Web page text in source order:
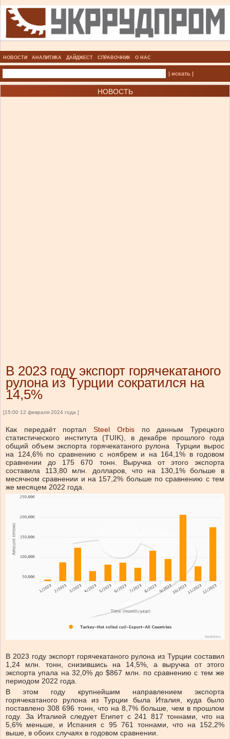
НОВОСТИ АНАЛИТИКА ДАЙДЖЕСТ СПРАВОЧНИК О НАС
| искать |
НОВОСТЬ
В 2023 году экспорт горячекатаного
рулона из Турции сократился на
14,5%
[15:00 12 февраля 2024 года ]
Как передаёт порталSteel Orbisпо данным Турецкого
статистического института (TUIK), в декабре прошлого года
общий объем экспорта горячекатаного рулона Турции вырос
на 124,6% по сравнению с ноябрем и на 164,1% в годовом
сравнении до 175 670 тонн. Выручка от этого экспорта
составила 113,80 млн. долларов, что на 130,1% больше в
месячном сравнении и на 157,2% больше по сравнению с тем
же месяцем 2022 года.
В 2023 году экспорт горячекатаного рулона из Турции составил
1,24 млн. тонн, снизившись на 14,5%, а выручка от этого
экспорта упала на 32,0% до $867 млн. по сравнению с тем же
периодом 2022 года.
В этом году крупнейшим направлением экспорта
горячекатаного рулона из Турции была Италия, куда было
поставлено 308 696 тонн, что на 8,7% больше, чем в прошлом
году. За Италией следует Египет с 241 817 тоннами, что на
5,6% меньше, и Испания с 95 761 тоннами, что на 152,2%
выше, в обоих случаях в годовом сравнении.